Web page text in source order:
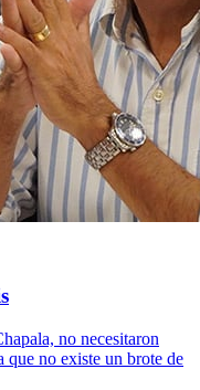
no necesitaron
que no existe un brote de